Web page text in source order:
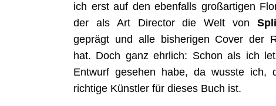
ich erst auf den ebenfalls großartigen
der als Art Director die Welt von
geprägt und alle bisherigen Cover der
hat. Doch ganz ehrlich: Schon als ich
Entwurf gesehen habe, da wusste ich,
richtige Künstler für dieses Buch ist.